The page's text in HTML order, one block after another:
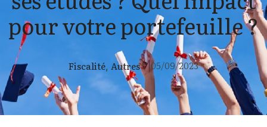
pour votre portefeuille ?
05/09/2023
Fiscalité, Autres |